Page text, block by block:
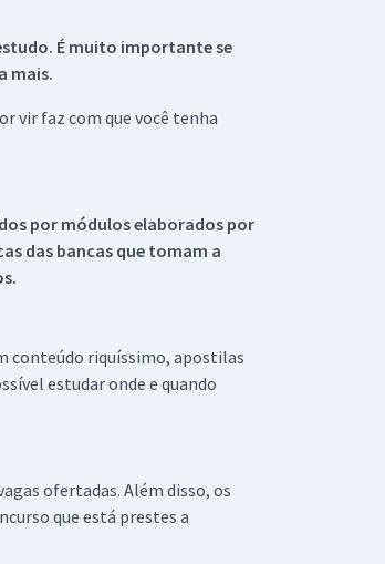
É muito importante se
mais.
vir faz com que você tenha
por módulos elaborados por
das bancas que tomam a
conteúdo riquíssimo, apostilas
estudar onde e quando
ofertadas. Além disso, os
que está prestes a